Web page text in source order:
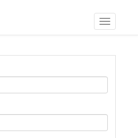
Toggle